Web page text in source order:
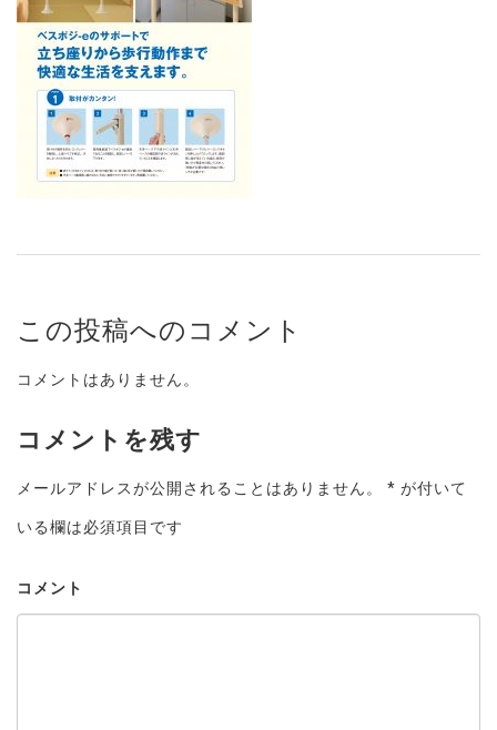
この投稿へのコメント
コメントはありません。
コメントを残す
メールアドレスが公開されることはありません。 * が付いて
いる欄は必須項目です
コメント